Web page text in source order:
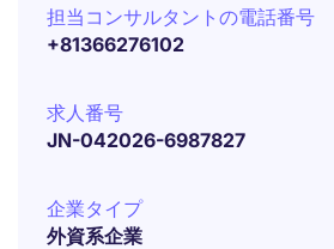
担当コンサルタントの電話番号
+81366276102
求人番号
JN-042026-6987827
企業タイプ
外資系企業